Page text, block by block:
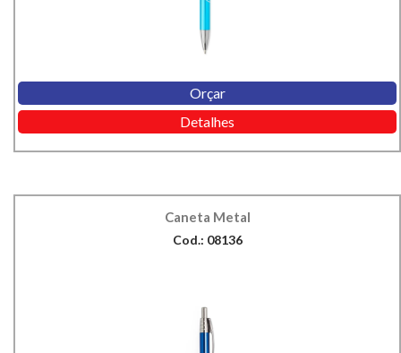
Orçar
Detalhes
Caneta Metal
Cod.: 08136